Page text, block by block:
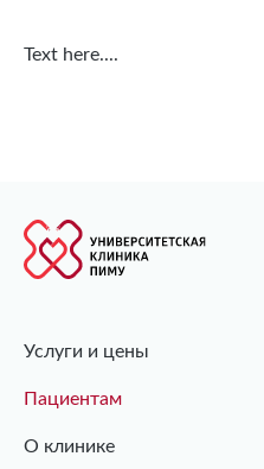
Text here....
Услуги и цены
Пациентам
О клинике